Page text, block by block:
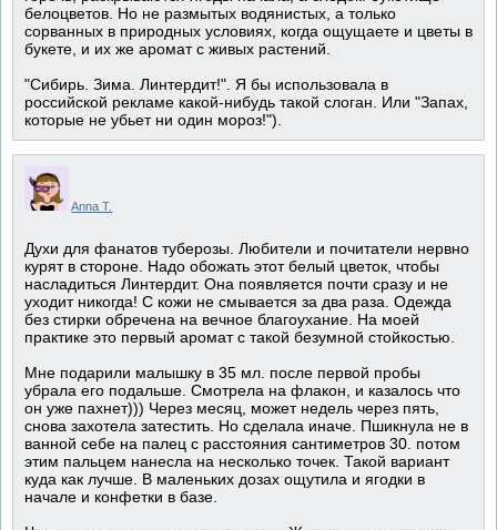
белоцветов. Но не размытых водянистых, а только
сорванных в природных условиях, когда ощущаете и цветы в
букете, и их же аромат с живых растений.
"Сибирь. Зима. Линтердит!". Я бы использовала в
российской рекламе какой-нибудь такой слоган. Или "Запах,
которые не убьет ни один мороз!").
Anna T.
Духи для фанатов туберозы. Любители и почитатели нервно
курят в стороне. Надо обожать этот белый цветок, чтобы
насладиться Линтердит. Она появляется почти сразу и не
уходит никогда! С кожи не смывается за два раза. Одежда
без стирки обречена на вечное благоухание. На моей
практике это первый аромат с такой безумной стойкостью.
Мне подарили малышку в 35 мл. после первой пробы
убрала его подальше. Смотрела на флакон, и казалось что
он уже пахнет))) Через месяц, может недель через пять,
снова захотела затестить. Но сделала иначе. Пшикнула не в
ванной себе на палец с расстояния сантиметров 30. потом
этим пальцем нанесла на несколько точек. Такой вариант
куда как лучше. В маленьких дозах ощутила и ягодки в
начале и конфетки в базе.